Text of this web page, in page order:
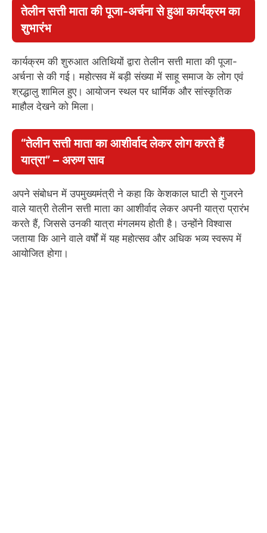
तेलीन सत्ती माता की पूजा-अर्चना से हुआ कार्यक्रम का
शुभारंभ
कार्यक्रम की शुरुआत अतिथियों द्वारा तेलीन सत्ती माता की पूजा-
अर्चना से की गई। महोत्सव में बड़ी संख्या में साहू समाज के लोग एवं
श्रद्धालु शामिल हुए। आयोजन स्थल पर धार्मिक और सांस्कृतिक
माहौल देखने को मिला।
“तेलीन सत्ती माता का आशीर्वाद लेकर लोग करते हैं
यात्रा” – अरुण साव
अपने संबोधन में उपमुख्यमंत्री ने कहा कि केशकाल घाटी से गुजरने
वाले यात्री तेलीन सत्ती माता का आशीर्वाद लेकर अपनी यात्रा प्रारंभ
करते हैं, जिससे उनकी यात्रा मंगलमय होती है। उन्होंने विश्वास
जताया कि आने वाले वर्षों में यह महोत्सव और अधिक भव्य स्वरूप में
आयोजित होगा।